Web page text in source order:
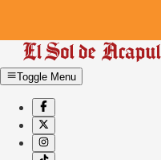
Toggle Menu